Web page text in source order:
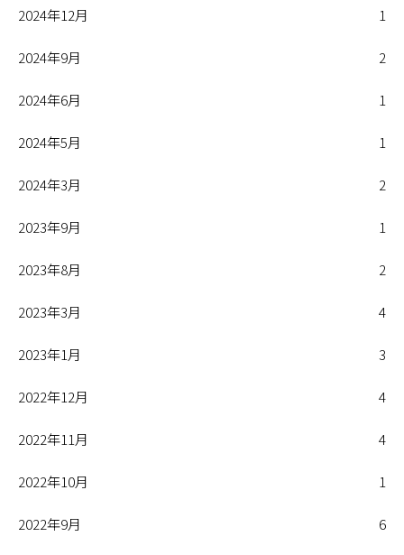
2024年12月 1
2024年9月 2
2024年6月 1
2024年5月 1
2024年3月 2
2023年9月 1
2023年8月 2
2023年3月 4
2023年1月 3
2022年12月 4
2022年11月 4
2022年10月 1
2022年9月 6